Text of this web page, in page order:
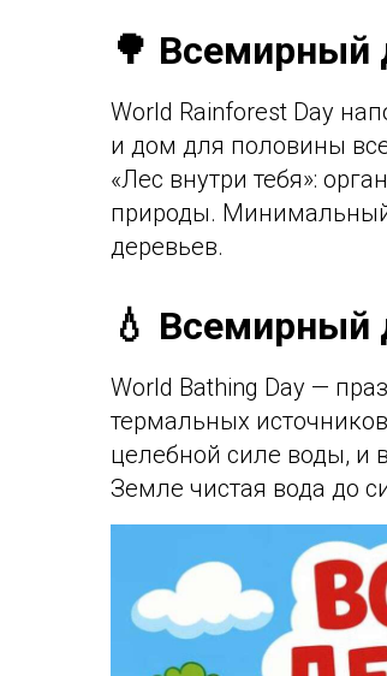
🌳 Всемирный
World Rainforest Day
и дом для половины
«Лес внутри тебя»:
природы.
деревьев.
💧 Всемирный
World Bathing Day —
термальных
целебной силе воды, и
Земле чистая вода до